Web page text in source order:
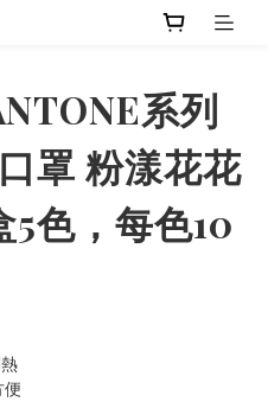
系列
罩 粉漾花花
色，每色10